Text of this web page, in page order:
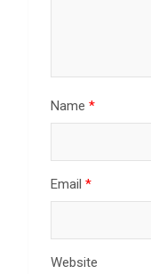
Name *
Email *
Website